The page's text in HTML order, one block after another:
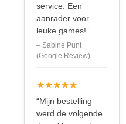
service. Een
aanrader voor
leuke games!”
– Sabine Punt
(Google Review)
★★★★★
“Mijn bestelling
werd de volgende